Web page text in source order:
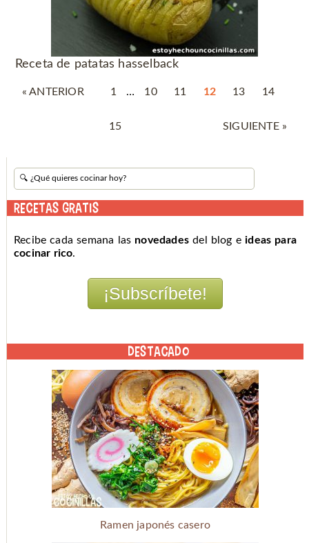
Receta de patatas hasselback
« ANTERIOR 1 … 10 11 12 13 14
15 SIGUIENTE »
RECETAS GRATIS
Recibe cada semana las novedades del blog eideas para
cocinar rico.
DESTACADO
Ramen japonés casero